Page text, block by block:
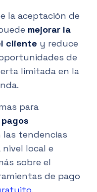
la aceptación de
mejorar la
cliente y reduce
de
limitada en la
para
las tendencias
local e
sobre el
de pago
.